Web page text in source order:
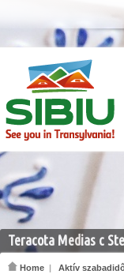
Teracota Medias c
Home | Aktív